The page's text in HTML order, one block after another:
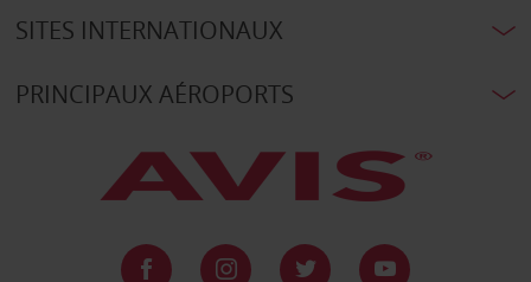
SITES INTERNATIONAUX
PRINCIPAUX AÉROPORTS